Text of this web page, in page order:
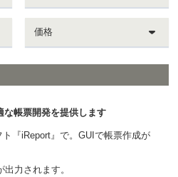
価格
帳票開発を提供します
ト『iReport』で。GUIで帳票作成が
力されます。